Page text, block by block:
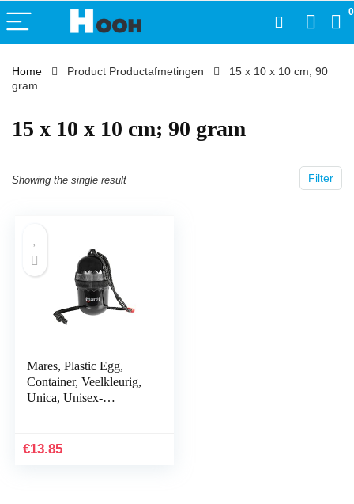
0
Home Product Productafmetingen
‎15 x 10 x 10 cm; 90
gram
‎15 x 10 x 10 cm; 90 gram
Filter
Showing the single result
Mares, Plastic Egg,
Container, Veelkleurig,
Unica, Unisex-
€13.85